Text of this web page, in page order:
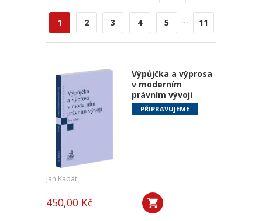
1 2 3 4 5 ... 11
Výpůjčka a výprosa
v moderním
právním vývoji
PŘIPRAVUJEME
Jan Kabát
450,00 Kč